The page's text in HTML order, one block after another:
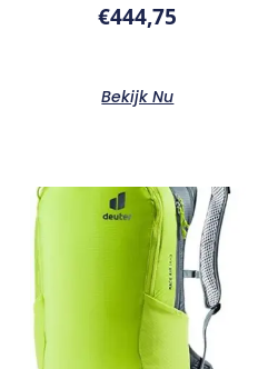
€444,75
Bekijk Nu